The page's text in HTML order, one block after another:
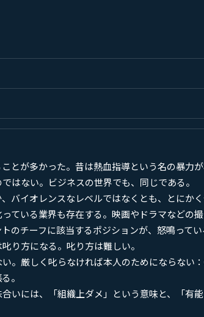
とが多かった。昔は熱血指導という名の暴力
はない。ビジネスの世界でも、同じである。
バイオレンスなレベルではなくとも、とにか
ている業界も存在する。映画やドラマなどの
のチーフに該当するポジションが、怒鳴ってい
り方になる。叱り方は難しい。
。厳しく叱らなければ本人のためにならな
。
いには、「組織上ダメ」という意味と、「有